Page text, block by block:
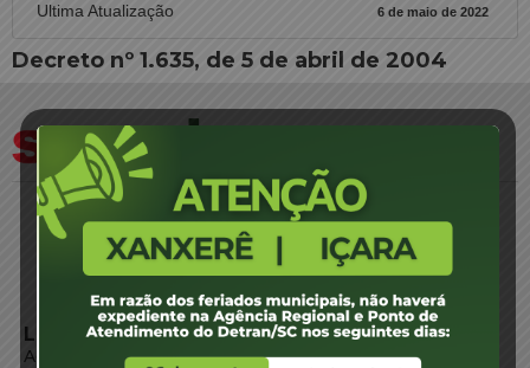
Ultima Atualização 6 de maio de 2022
Decreto nº 1.635, de 5 de abril de 2004
LINKS EXTERNOS
Agência de Notícias